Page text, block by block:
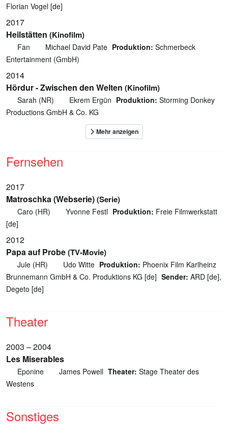
Florian Vogel [de]
2017
Heilstätten (Kinofilm)
Fan Michael David Pate Produktion: Schmerbeck
Entertainment (GmbH)
2014
Hördur - Zwischen den Welten (Kinofilm)
Sarah (NR) Ekrem Ergün Produktion: Storming Donkey
Productions GmbH & Co. KG
Fernsehen
2017
Matroschka (Webserie)(Serie)
Caro (HR) Yvonne Festl Produktion: Freie Filmwerkstatt
[de]
2012
Papa auf Probe(TV-Movie)
Jule (HR) Udo Witte Produktion: Phoenix Film Karlheinz
Brunnemann GmbH & Co. Produktions KG [de] Sender: ARD [de],
Degeto [de]
Theater
2003 – 2004
Les Miserables
Eponine James Powell Theater: Stage Theater des
Westens
Sonstiges